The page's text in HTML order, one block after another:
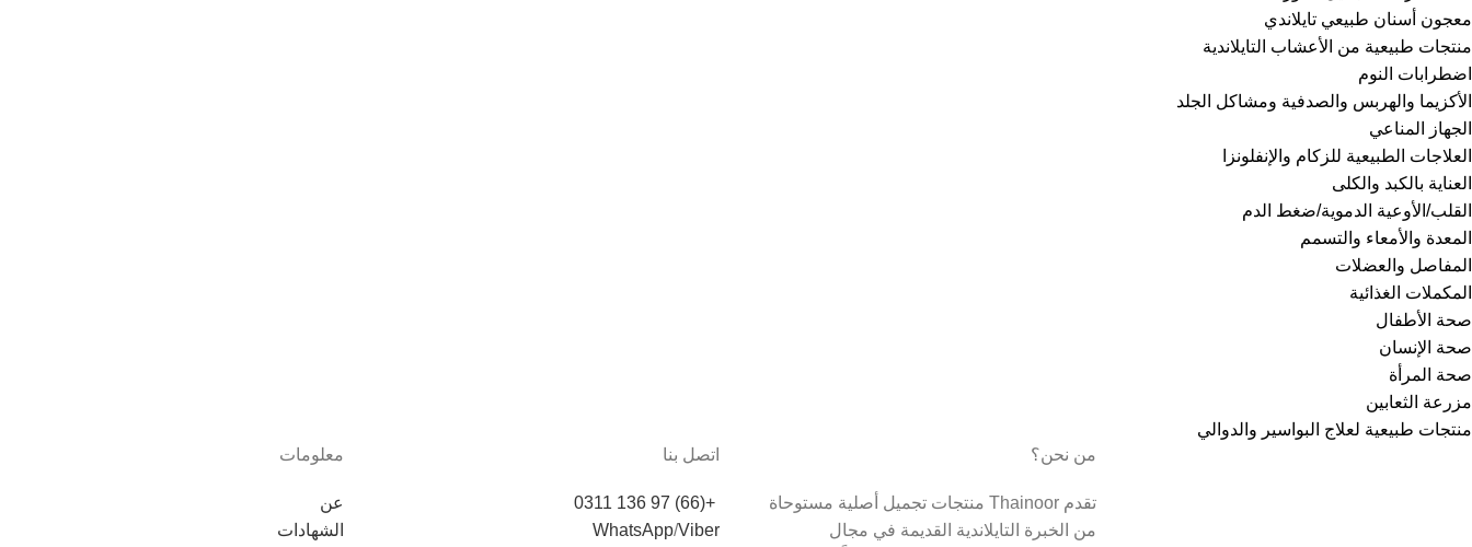
معجون أسنان طبيعي تايلاندي
منتجات طبيعية من الأعشاب التايلاندية
اضطرابات النوم
الأكزيما والهربس والصدفية ومشاكل الجلد
الجهاز المناعي
العلاجات الطبيعية للزكام والإنفلونزا
العناية بالكبد والكلى
القلب/الأوعية الدموية/ضغط الدم
المعدة والأمعاء والتسمم
المفاصل والعضلات
المكملات الغذائية
صحة الأطفال
صحة الإنسان
صحة المرأة
مزرعة الثعابين
منتجات طبيعية لعلاج البواسير والدوالي
من نحن؟
تقدم Thainoor منتجات تجميل أصلية مستوحاة
من الخبرة التايلاندية القديمة في مجال
اتصل بنا
+(66) 97 136 0311
WhatsApp/Viber
معلومات
عن
الشهادات